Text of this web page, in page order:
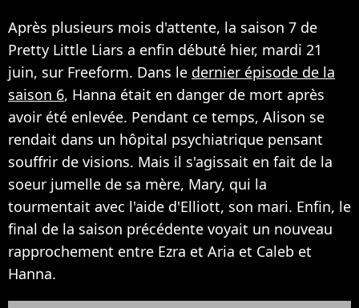
Après plusieurs mois d'attente, la saison 7 de
Pretty Little Liars a enfin débuté hier, mardi 21
juin, sur Freeform. Dans le dernier épisode de la
saison 6, Hanna était en danger de mort après
avoir été enlevée. Pendant ce temps, Alison se
rendait dans un hôpital psychiatrique pensant
souffrir de visions. Mais il s'agissait en fait de la
soeur jumelle de sa mère, Mary, qui la
tourmentait avec l'aide d'Elliott, son mari. Enfin, le
final de la saison précédente voyait un nouveau
rapprochement entre Ezra et Aria et Caleb et
Hanna.